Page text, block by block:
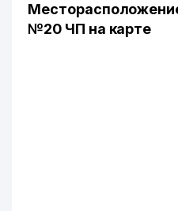
№20 ЧП на карте